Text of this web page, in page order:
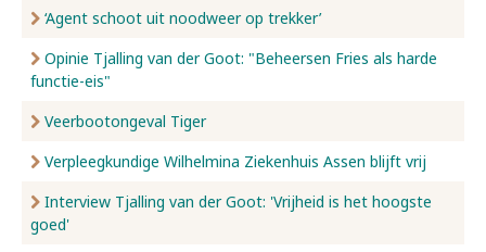
‘Agent schoot uit noodweer op trekker’
Opinie Tjalling van der Goot: "Beheersen Fries als harde
functie-eis"
Veerbootongeval Tiger
Verpleegkundige Wilhelmina Ziekenhuis Assen blijft vrij
Interview Tjalling van der Goot: 'Vrijheid is het hoogste
goed'